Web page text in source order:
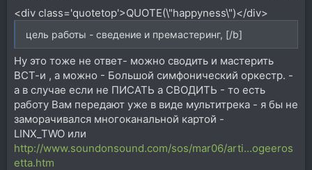
<div class='quotetop'>QUOTE(\"happyness\")</div>
цель работы - сведение и премастеринг, [/b]
Ну это тоже не ответ- можно сводить и мастерить
ВСТ-и , а можно - Большой симфонический оркестр. -
а в случае если не ПИСАТЬ а СВОДИТЬ - то есть
работу Вам передают уже в виде мультитрека - я бы не
заморачивался многоканальной картой -
LINX_TWO или
http://www.soundonsound.com/sos/mar06/arti...ogeeros
etta.htm